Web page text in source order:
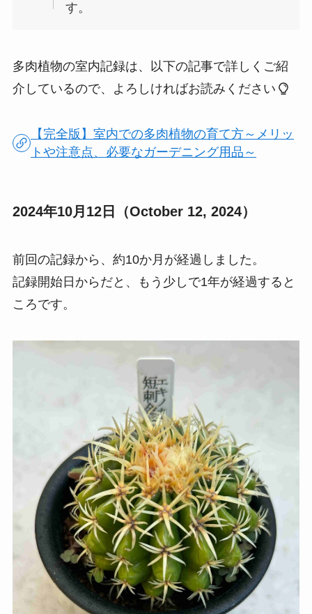
す。
多肉植物の室内記録は、以下の記事で詳しくご紹
介しているので、よろしければお読みください
【完全版】室内での多肉植物の育て方～メリッ
トや注意点、必要なガーデニング用品～
2024年10月12日（October 12, 2024）
前回の記録から、約10か月が経過しました。
記録開始日からだと、もう少しで1年が経過すると
ころです。